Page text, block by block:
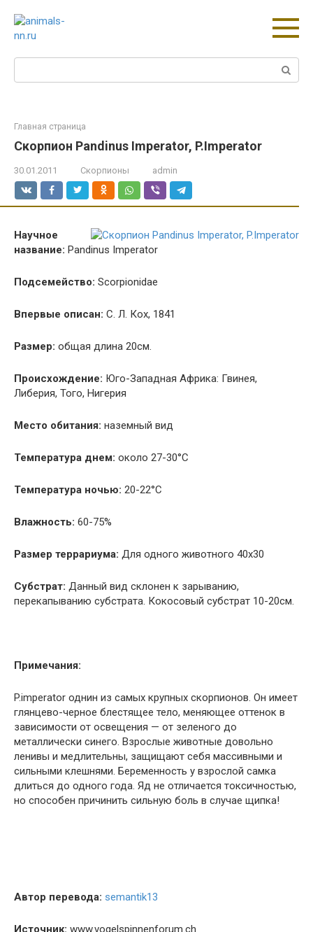
контенту
Поиск:
Главная страница
Скорпион Pandinus Imperator, P.Imperator
30.01.2011 Скорпионы admin
Научное
название: Pandinus Imperator
Подсемейство: Scorpionidae
Впервые описан: С. Л. Кох, 1841
Размер: общая длина 20см.
Происхождение: Юго-Западная Африка: Гвинея,
Либерия, Того, Нигерия
Место обитания: наземный вид
Температура днем: около 27-30°C
Температура ночью: 20-22°С
Влажность: 60-75%
Размер террариума: Для одного животного 40х30
Субстрат: Данный вид склонен к зарыванию,
перекапыванию субстрата. Кокосовый субстрат 10-20см.
Примечания:
P.imperator однин из самых крупных скорпионов. Он имеет
глянцево-черное блестящее тело, меняющее оттенок в
зависимости от освещения — от зеленого до
металлически синего. Взрослые животные довольно
ленивы и медлительны, защищают себя массивными и
сильными клешнями. Беременность у взрослой самка
длиться до одного года. Яд не отличается токсичностью,
но способен причинить сильную боль в случае щипка!
Автор перевода: semantik13
Источник: www.vogelspinnenforum.ch